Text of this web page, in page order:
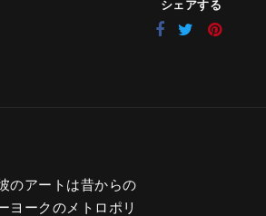
シェアする
のアートは昔からの
ヨークのメトロポリ